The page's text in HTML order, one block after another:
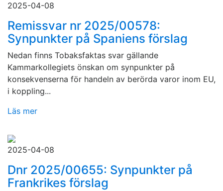
2025-04-08
Remissvar nr 2025/00578:
Synpunkter på Spaniens förslag
Nedan finns Tobaksfaktas svar gällande
Kammarkollegiets önskan om synpunkter på
konsekvenserna för handeln av berörda varor inom EU,
i koppling...
Läs mer
2025-04-08
Dnr 2025/00655: Synpunkter på
Frankrikes förslag